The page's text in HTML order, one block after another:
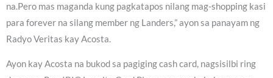
na.Pero mas maganda kung pagkatapos nilang mag-shopping kasi
para forever na silang member ng Landers,” ayon sa panayam ng
Radyo Veritas kay Acosta.
Ayon kay Acosta na bukod sa pagiging cash card, nagsisilbi ring